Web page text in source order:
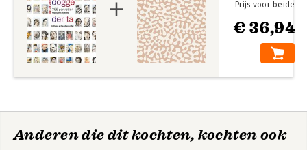
€ 36,94
Prijs voor beide
Anderen die dit kochten, kochten ook